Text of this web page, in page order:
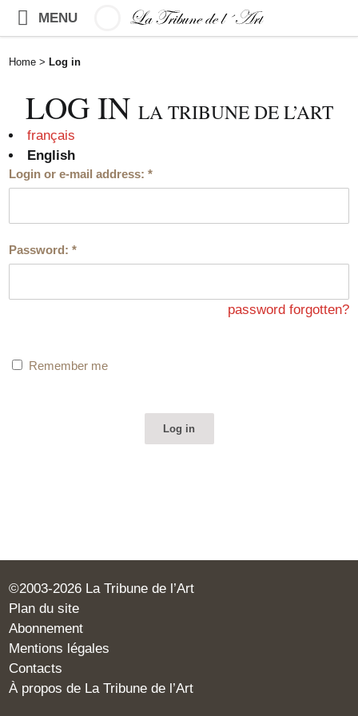
MENU
Home > Log in
LOG IN LA TRIBUNE DE L’ART
français
English
Login or e-mail address:*
Password:*
password forgotten?
Remember me
©2003-2026 La Tribune de l’Art
Plan du site
Abonnement
Mentions légales
Contacts
À propos de La Tribune de l’Art